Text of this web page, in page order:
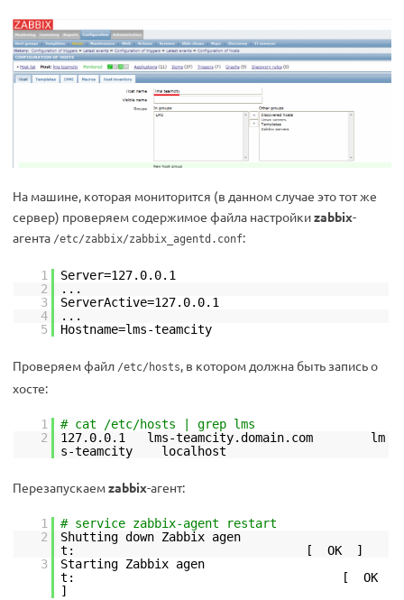
На машине, которая мониторится (в данном случае это тот же
сервер) проверяем содержимое файла настройкиzabbix-
агента /etc/zabbix/zabbix_agentd.conf:
1
Server=127.0.0.1
2
...
3
ServerActive=127.0.0.1
4
...
5
Hostname=lms-teamcity
Проверяем файл /etc/hosts, в котором должна быть запись о
хосте:
1
# cat /etc/hosts | grep lms
2
127.0.0.1 lms-teamcity.domain.com lm
s-teamcity localhost
Перезапускаемzabbix-агент:
1
# service zabbix-agent restart
2
Shutting down Zabbix agen
t: [ OK ]
3
Starting Zabbix agen
t: [ OK
]